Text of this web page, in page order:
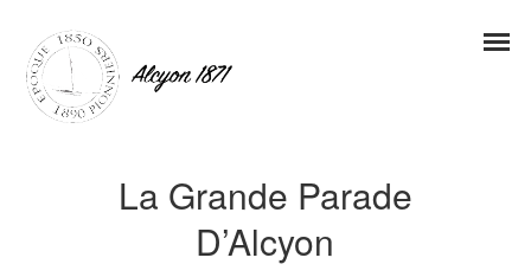
La Grande Parade
D’Alcyon